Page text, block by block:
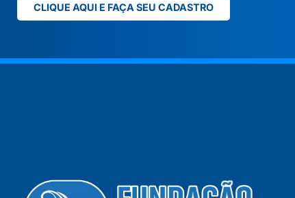
CLIQUE AQUI E FAÇA SEU CADASTRO